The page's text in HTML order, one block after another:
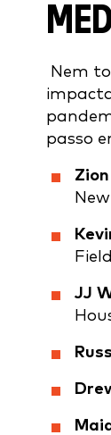
Nem
passo
JJ